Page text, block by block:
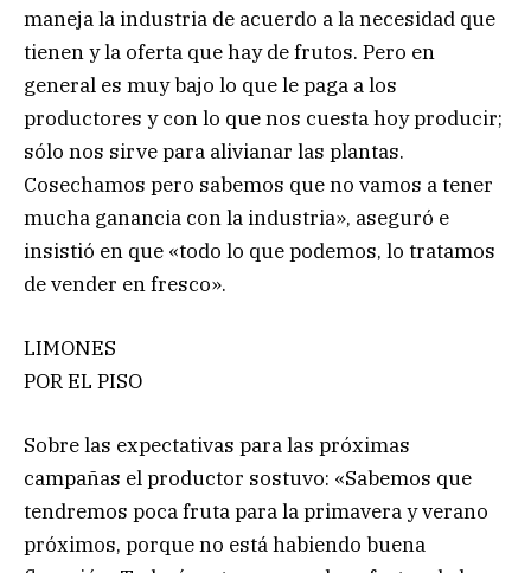
maneja la industria de acuerdo a la necesidad que
tienen y la oferta que hay de frutos. Pero en
general es muy bajo lo que le paga a los
productores y con lo que nos cuesta hoy producir;
sólo nos sirve para alivianar las plantas.
Cosechamos pero sabemos que no vamos a tener
mucha ganancia con la industria», aseguró e
insistió en que «todo lo que podemos, lo tratamos
de vender en fresco».
LIMONES
POR EL PISO
Sobre las expectativas para las próximas
campañas el productor sostuvo: «Sabemos que
tendremos poca fruta para la primavera y verano
próximos, porque no está habiendo buena